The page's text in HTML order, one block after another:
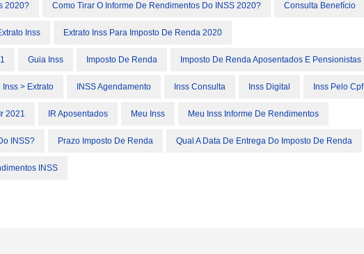
2020? Como Tirar O Informe De Rendimentos Do INSS 2020? Consulta Benefício
Inss Extrato Inss Para Imposto De Renda 2020
Guia Inss Imposto De Renda Imposto De Renda Aposentados E Pensionistas
Inss > Extrato INSS Agendamento Inss Consulta Inss Digital Inss Pelo Cpf
Ir 2021 IR Aposentados Meu Inss Meu Inss Informe De Rendimentos
INSS? Prazo Imposto De Renda Qual A Data De Entrega Do Imposto De Renda
INSS